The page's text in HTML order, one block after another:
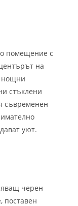
помещение с
на
нощни
стъклени
съвременен
уют.
черен
поставен